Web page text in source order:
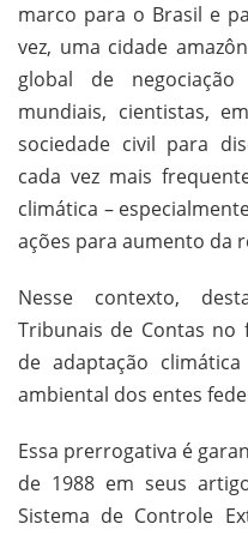
marco para o Brasil e
vez, uma cidade
global de
mundiais, cientistas,
sociedade civil para
cada vez mais
climática –
ações para aumento da
Nesse contexto,
Tribunais de Contas no
de adaptação
ambiental dos entes
Essa prerrogativa é
de 1988 em seus
Sistema de Controle